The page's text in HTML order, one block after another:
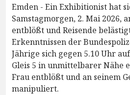
Emden - Ein Exhibitionist hat
Samstagmorgen, 2. Mai 2026,
entblößt und Reisende
Erkenntnissen der
Jährige sich gegen 5.10 Uhr
Gleis 5 in unmittelbarer Nähe
Frau entblößt und an seinem
manipuliert.